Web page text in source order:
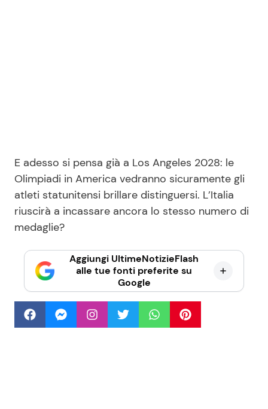
E adesso si pensa già a Los Angeles 2028: le
Olimpiadi in America vedranno sicuramente gli
atleti statunitensi brillare distinguersi. L’Italia
riuscirà a incassare ancora lo stesso numero di
medaglie?
Aggiungi UltimeNotizieFlash
alle tue fonti preferite su
Google